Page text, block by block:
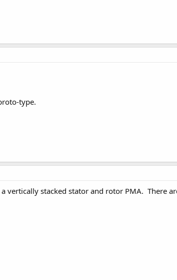
type.
vertically stacked stator and rotor PMA. There